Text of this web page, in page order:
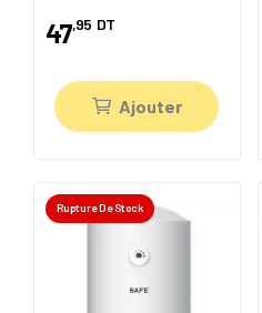
47,95 DT
Ajouter
Rupture De Stock